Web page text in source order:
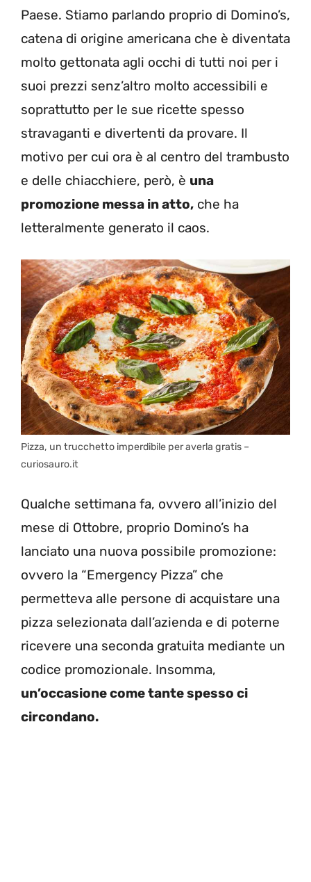
Paese. Stiamo parlando proprio di Domino’s,
catena di origine americana che è diventata
molto gettonata agli occhi di tutti noi per i
suoi prezzi senz’altro molto accessibili e
soprattutto per le sue ricette spesso
stravaganti e divertenti da provare. Il
motivo per cui ora è al centro del trambusto
e delle chiacchiere, però, è una
promozione messa in atto, che ha
letteralmente generato il caos.
Pizza, un trucchetto imperdibile per averla gratis –
curiosauro.it
Qualche settimana fa, ovvero all’inizio del
mese di Ottobre, proprio Domino’s ha
lanciato una nuova possibile promozione:
ovvero la “Emergency Pizza” che
permetteva alle persone di acquistare una
pizza selezionata dall’azienda e di poterne
ricevere una seconda gratuita mediante un
codice promozionale. Insomma,
un’occasione come tante spesso ci
circondano.